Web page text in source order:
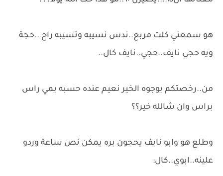
هو سمعني كلت مربع..ندس نسيبه وتسيبه راح ..حجة
ويه حجي نايف..حجي..نايف كال..
من..رخصتكم يوجوه الخير نعيم عنده حسبه يمي راس
براس وان شالله خير؟؟
وطلع هو وابو نايف يحجون بره يمكن نص ساعة وردو
علينه..ابوي..كال: